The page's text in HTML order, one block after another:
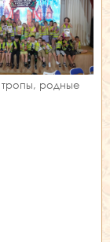
родные